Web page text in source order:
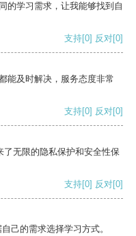
的学习需求，让我能够找到自
支持[0] 反对[0]
能及时解决，服务态度非常
支持[0] 反对[0]
无限的隐私保护和安全性保
支持[0] 反对[0]
己的需求选择学习方式。